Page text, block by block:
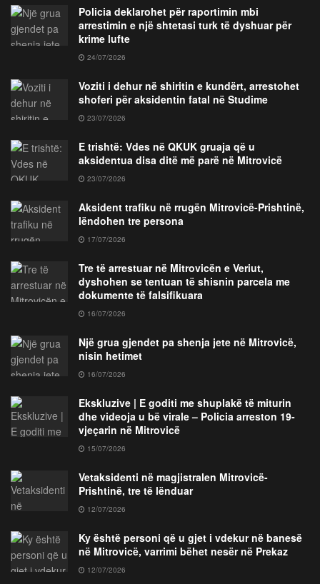
Policia deklarohet për raportimin mbi
arrestimin e një shtetasi turk të dyshuar për
krime lufte
24/07/2026
Voziti i dehur në shiritin e kundërt, arrestohet
shoferi për aksidentin fatal në Studime
23/07/2026
E trishtë: Vdes në QKUK gruaja që u
aksidentua disa ditë më parë në Mitrovicë
23/07/2026
Aksident trafiku në rrugën Mitrovicë-Prishtinë,
lëndohen tre persona
17/07/2026
Tre të arrestuar në Mitrovicën e Veriut,
dyshohen se tentuan të shisnin parcela me
dokumente të falsifikuara
16/07/2026
Një grua gjendet pa shenja jete në Mitrovicë,
nisin hetimet
16/07/2026
Ekskluzive | E goditi me shuplakë të miturin
dhe videoja u bë virale – Policia arreston 19-
vjeçarin në Mitrovicë
15/07/2026
Vetaksidenti në magjistralen Mitrovicë-
Prishtinë, tre të lënduar
12/07/2026
Ky është personi që u gjet i vdekur në banesë
në Mitrovicë, varrimi bëhet nesër në Prekaz
12/07/2026